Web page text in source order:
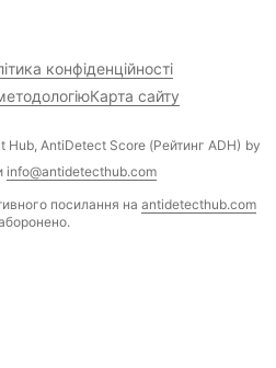
конфіденційності
Карта сайту
AntiDetect Score (Рейтинг ADH) by
info@antidetecthub.com
посилання на antidetecthub.com